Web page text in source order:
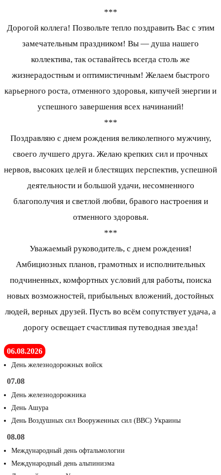
***
Дорогой коллега! Позвольте тепло поздравить Вас с этим
замечательным праздником! Вы — душа нашего
коллектива, так оставайтесь всегда столь же
жизнерадостным и оптимистичным! Желаем быстрого
карьерного роста, отменного здоровья, кипучей энергии и
успешного завершения всех начинаний!
***
Поздравляю с днем рождения великолепного мужчину,
своего лучшего друга. Желаю крепких сил и прочных
нервов, высоких целей и блестящих перспектив, успешной
деятельности и большой удачи, несомненного
благополучия и светлой любви, бравого настроения и
отменного здоровья.
***
Уважаемый руководитель, с днем рождения!
Амбициозных планов, грамотных и исполнительных
подчиненных, комфортных условий для работы, поиска
новых возможностей, прибыльных вложений, достойных
людей, верных друзей. Пусть во всём сопутствует удача, а
дорогу освещает счастливая путеводная звезда!
06.08.2026
День железнодорожных войск
07.08
День железнодорожника
День Ашура
День Воздушных сил Вооруженных сил (ВВС) Украины
08.08
Международный день офтальмологии
Международный день альпинизма